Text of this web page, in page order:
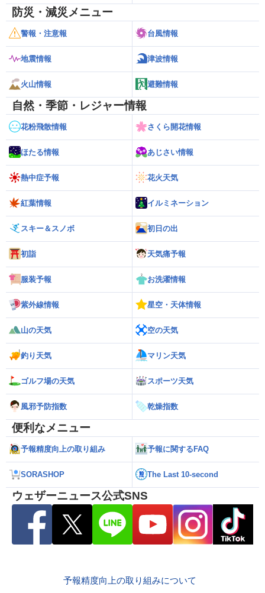
防災・減災メニュー
警報・注意報 台風情報
地震情報 津波情報
火山情報 避難情報
自然・季節・レジャー情報
花粉飛散情報 さくら開花情報
ほたる情報 あじさい情報
熱中症予報 花火天気
紅葉情報 イルミネーション
スキー＆スノボ 初日の出
初詣 天気痛予報
服装予報 お洗濯情報
紫外線情報 星空・天体情報
山の天気 空の天気
釣り天気 マリン天気
ゴルフ場の天気 スポーツ天気
風邪予防指数 乾燥指数
便利なメニュー
予報精度向上の取り組み 予報に関するFAQ
SORASHOP The Last 10-second
ウェザーニュース公式SNS
予報精度向上の取り組みについて